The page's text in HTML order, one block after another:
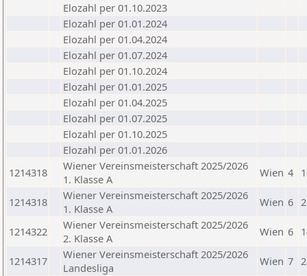
Elozahl per 01.10.2023
Elozahl per 01.01.2024
Elozahl per 01.04.2024
Elozahl per 01.07.2024
Elozahl per 01.10.2024
Elozahl per 01.01.2025
Elozahl per 01.04.2025
Elozahl per 01.07.2025
Elozahl per 01.10.2025
Elozahl per 01.01.2026
1214318
Wiener Vereinsmeisterschaft 2025/2026
1. Klasse A
Wien 4
1214318
Wiener Vereinsmeisterschaft 2025/2026
1. Klasse A
Wien 6
1214322
Wiener Vereinsmeisterschaft 2025/2026
2. Klasse A
Wien 6
1214317
Wiener Vereinsmeisterschaft 2025/2026
Landesliga
Wien 7